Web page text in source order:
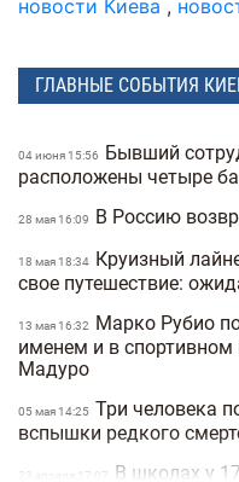
новости Киева ,
ГЛАВНЫЕ СОБЫТИЯ
04 июня 15:56
Бывший
расположены четыре
28 мая 16:09 В Россию
18 мая 18:34
Круизный
свое путешествие:
13 мая 16:32
Марко Рубио
именем и в
Мадуро
05 мая 14:25 Три человека
вспышки редкого
23 апреля 17:07
В школах у